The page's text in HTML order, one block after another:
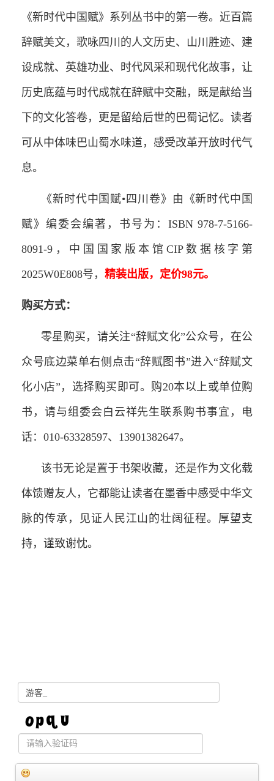
《新时代中国赋》系列丛书中的第一卷。近百篇
辞赋美文，歌咏四川的人文历史、山川胜迹、建
设成就、英雄功业、时代风采和现代化故事，让
历史底蕴与时代成就在辞赋中交融，既是献给当
下的文化答卷，更是留给后世的巴蜀记忆。读者
可从中体味巴山蜀水味道，感受改革开放时代气
息。
《新时代中国赋•四川卷》由《新时代中国
赋》编委会编著，书号为：ISBN 978-7-5166-
8091-9，中国国家版本馆CIP数据核字第
2025W0E808号， 精装出版，定价98元。
购买方式：
零星购买，请关注“辞赋文化”公众号，在公
众号底边菜单右侧点击“辞赋图书”进入“辞赋文
化小店”，选择购买即可。购20本以上或单位购
书，请与组委会白云祥先生联系购书事宜，电
话：010-63328597、13901382647。
该书无论是置于书架收藏，还是作为文化载
体馈赠友人，它都能让读者在墨香中感受中华文
脉的传承，见证人民江山的壮阔征程。厚望支
持，谨致谢忱。